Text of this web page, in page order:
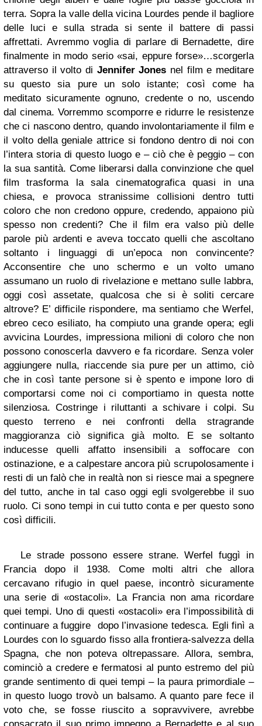
terra. Sopra la valle della vicina Lourdes pende il bagliore
delle luci e sulla strada si sente il battere di passi
affrettati. Avremmo voglia di parlare di Bernadette, dire
finalmente in modo serio «sai, eppure forse»…scorgerla
attraverso il volto di Jennifer Jones nel film e meditare
su questo sia pure un solo istante; così come ha
meditato sicuramente ognuno, credente o no, uscendo
dal cinema. Vorremmo scomporre e ridurre le resistenze
che ci nascono dentro, quando involontariamente il film e
il volto della geniale attrice si fondono dentro di noi con
l’intera storia di questo luogo e – ciò che è peggio – con
la sua santità. Come liberarsi dalla convinzione che quel
film trasforma la sala cinematografica quasi in una
chiesa, e provoca stranissime collisioni dentro tutti
coloro che non credono oppure, credendo, appaiono più
spesso non credenti? Che il film era valso più delle
parole più ardenti e aveva toccato quelli che ascoltano
soltanto i linguaggi di un’epoca non convincente?
Acconsentire che uno schermo e un volto umano
assumano un ruolo di rivelazione e mettano sulle labbra,
oggi così assetate, qualcosa che si è soliti cercare
altrove? E’ difficile rispondere, ma sentiamo che Werfel,
ebreo ceco esiliato, ha compiuto una grande opera; egli
avvicina Lourdes, impressiona milioni di coloro che non
possono conoscerla davvero e fa ricordare. Senza voler
aggiungere nulla, riaccende sia pure per un attimo, ciò
che in così tante persone si è spento e impone loro di
comportarsi come noi ci comportiamo in questa notte
silenziosa. Costringe i riluttanti a schivare i colpi. Su
questo terreno e nei confronti della stragrande
maggioranza ciò significa già molto. E se soltanto
inducesse quelli affatto insensibili a soffocare con
ostinazione, e a calpestare ancora più scrupolosamente i
resti di un falò che in realtà non si riesce mai a spegnere
del tutto, anche in tal caso oggi egli svolgerebbe il suo
ruolo. Ci sono tempi in cui tutto conta e per questo sono
così difficili.
Le strade possono essere strane. Werfel fuggì in
Francia dopo il 1938. Come molti altri che allora
cercavano rifugio in quel paese, incontrò sicuramente
una serie di «ostacoli». La Francia non ama ricordare
quei tempi. Uno di questi «ostacoli» era l’impossibilità di
continuare a fuggire dopo l’invasione tedesca. Egli finì a
Lourdes con lo sguardo fisso alla frontiera-salvezza della
Spagna, che non poteva oltrepassare. Allora, sembra,
cominciò a credere e fermatosi al punto estremo del più
grande sentimento di quei tempi – la paura primordiale –
in questo luogo trovò un balsamo. A quanto pare fece il
voto che, se fosse riuscito a sopravvivere, avrebbe